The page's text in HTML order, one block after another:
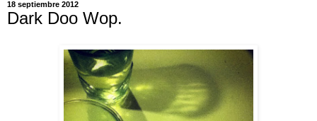
18 septiembre 2012
Dark Doo Wop.